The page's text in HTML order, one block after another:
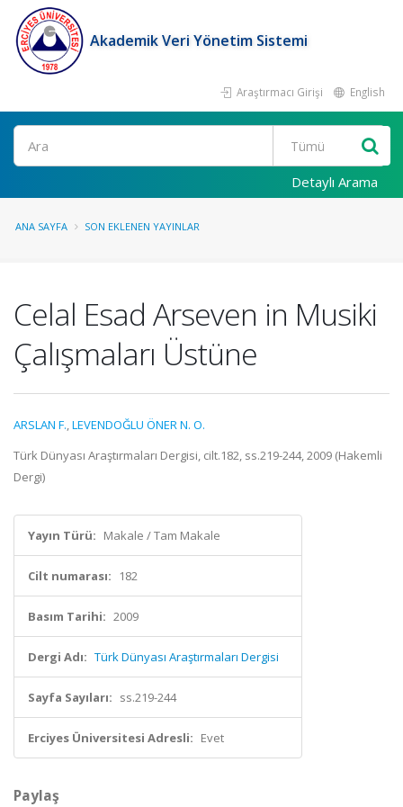
Akademik Veri Yönetim Sistemi
Araştırmacı Girişi English
Ara
Detaylı Arama
ANA SAYFA SON EKLENEN YAYINLAR
Celal Esad Arseven in Musiki
Çalışmaları Üstüne
ARSLAN F.,LEVENDOĞLU ÖNER N. O.
Türk Dünyası Araştırmaları Dergisi, cilt.182, ss.219-244, 2009 (Hakemli
Dergi)
Yayın Türü: Makale / Tam Makale
Cilt numarası: 182
Basım Tarihi: 2009
Dergi Adı: Türk Dünyası Araştırmaları Dergisi
Sayfa Sayıları: ss.219-244
Erciyes Üniversitesi Adresli: Evet
Paylaş